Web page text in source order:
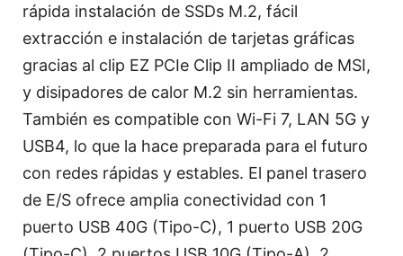
rápida instalación de SSDs M.2, fácil
extracción e instalación de tarjetas gráficas
gracias al clip EZ PCIe Clip II ampliado de MSI,
y disipadores de calor M.2 sin herramientas.
También es compatible con Wi-Fi 7, LAN 5G y
USB4, lo que la hace preparada para el futuro
con redes rápidas y estables. El panel trasero
de E/S ofrece amplia conectividad con 1
puerto USB 40G (Tipo-C), 1 puerto USB 20G